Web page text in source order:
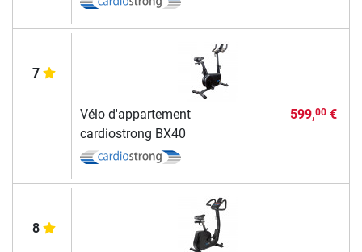
7
Vélo d'appartement
cardiostrong BX40
599,00€
8